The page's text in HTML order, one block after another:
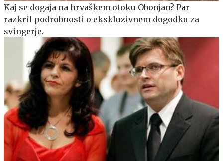
Kaj se dogaja na hrvaškem otoku Obonjan? Par
razkril podrobnosti o ekskluzivnem dogodku za
svingerje.